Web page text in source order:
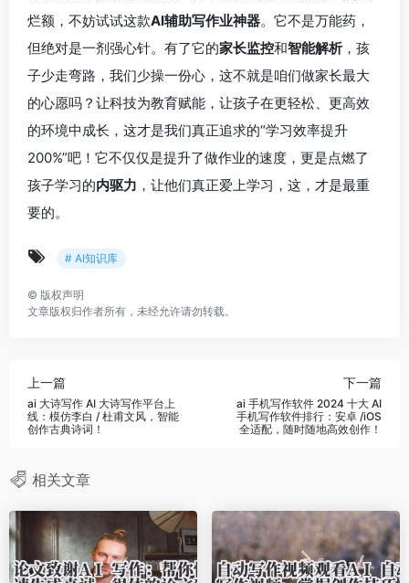
烂额，不妨试试这款AI辅助写作业神器。它不是万能药，
但绝对是一剂强心针。有了它的家长监控和智能解析，孩
子少走弯路，我们少操一份心，这不就是咱们做家长最大
的心愿吗？让科技为教育赋能，让孩子在更轻松、更高效
的环境中成长，这才是我们真正追求的“学习效率提升
200%”吧！它不仅仅是提升了做作业的速度，更是点燃了
孩子学习的内驱力 ，让他们真正爱上学习，这，才是最重
要的。
# AI知识库
© 版权声明
文章版权归作者所有，未经允许请勿转载。
上一篇
ai 大诗写作 AI 大诗写作平台上
线：模仿李白 / 杜甫文风，智能
创作古典诗词！
下一篇
ai 手机写作软件 2024 十大 AI
手机写作软件排行：安卓 /iOS
全适配，随时随地高效创作！
相关文章